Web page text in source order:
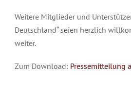
Weitere Mitglieder und
Deutschland“ seien herzlich
weiter.
Zum Download: Pressemitteilung